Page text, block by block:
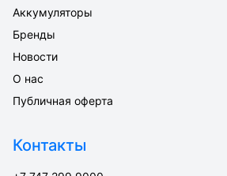
Аккумуляторы
Бренды
Новости
О нас
Публичная оферта
Контакты